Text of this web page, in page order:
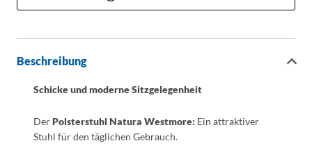
Beschreibung
Schicke und moderne Sitzgelegenheit
DerPolsterstuhl Natura Westmore: Ein attraktiver
Stuhl für den täglichen Gebrauch.